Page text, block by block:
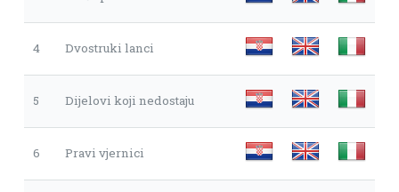
4 Dvostruki lanci
5 Dijelovi koji nedostaju
6 Pravi vjernici